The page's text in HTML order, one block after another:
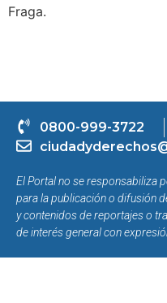
Fraga.
0800-999-3722
El Portal no se responsabiliza
para la publicación o difusión
y contenidos de reportajes o
de interés general con